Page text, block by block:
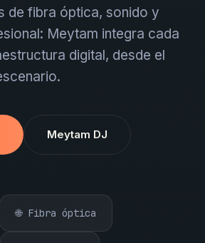
de fibra óptica, sonido y
Meytam integra cada
digital, desde el
Meytam DJ
🌐 Fibra óptica